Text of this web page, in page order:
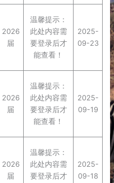
2026
届
温馨提示：
此处内容需
要登录后才
能查看！
2025-
09-23
2026
届
温馨提示：
此处内容需
要登录后才
能查看！
2025-
09-19
2026
届
温馨提示：
此处内容需
要登录后才
2025-
09-18